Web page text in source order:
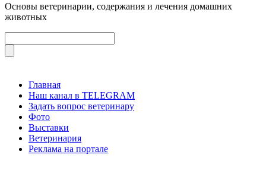
Основы ветеринарии, содержания и лечения домашних
животных
Главная
Наш канал в TELEGRAM
Задать вопрос ветеринару
Фото
Выставки
Ветеринария
Реклама на портале